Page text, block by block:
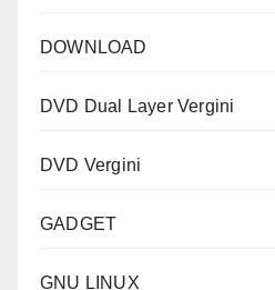
DOWNLOAD
DVD Dual Layer Vergini
DVD Vergini
GADGET
GNU LINUX